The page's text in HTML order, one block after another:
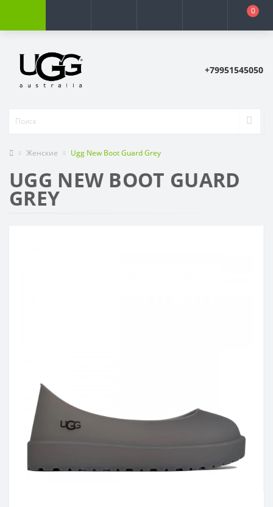
0
+79951545050
Женские Ugg New Boot Guard Grey
UGG NEW BOOT GUARD
GREY